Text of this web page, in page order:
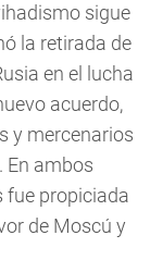
sigue
la retirada de
en el lucha
acuerdo,
y mercenarios
En ambos
fue propiciada
de Moscú y